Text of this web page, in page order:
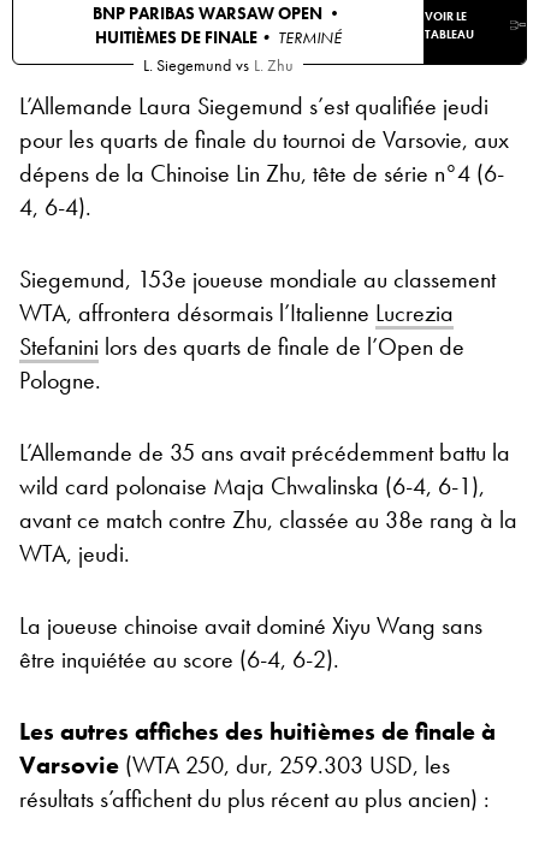
BNP PARIBAS WARSAW OPEN •
HUITIÈMES DE FINALE• TERMINÉ
VOIR LE
TABLEAU
L. Siegemund vs L. Zhu
L’Allemande Laura Siegemund s’est qualifiée jeudi
pour les quarts de finale du tournoi de Varsovie, aux
dépens de la Chinoise Lin Zhu, tête de série n°4 (6-
4, 6-4).
Siegemund, 153e joueuse mondiale au classement
WTA, affrontera désormais l’Italienne Lucrezia
Stefanini lors des quarts de finale de l’Open de
Pologne.
L’Allemande de 35 ans avait précédemment battu la
wild card polonaise Maja Chwalinska (6-4, 6-1),
avant ce match contre Zhu, classée au 38e rang à la
WTA, jeudi.
La joueuse chinoise avait dominé Xiyu Wang sans
être inquiétée au score (6-4, 6-2).
Les autres affiches des huitièmes de finale à
Varsovie (WTA 250, dur, 259.303 USD, les
résultats s’affichent du plus récent au plus ancien) :